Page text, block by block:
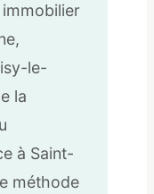
le-
la
à Saint-
méthode